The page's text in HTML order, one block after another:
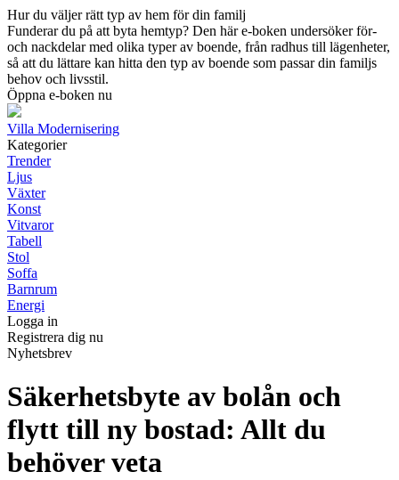
Hur du väljer rätt typ av hem för din familj
Funderar du på att byta hemtyp? Den här e-boken undersöker för-
och nackdelar med olika typer av boende, från radhus till lägenheter,
så att du lättare kan hitta den typ av boende som passar din familjs
behov och livsstil.
Öppna e-boken nu
Villa Modernisering
Kategorier
Trender
Ljus
Växter
Konst
Vitvaror
Tabell
Stol
Soffa
Barnrum
Energi
Logga in
Registrera dig nu
Nyhetsbrev
Säkerhetsbyte av bolån och
flytt till ny bostad: Allt du
behöver veta